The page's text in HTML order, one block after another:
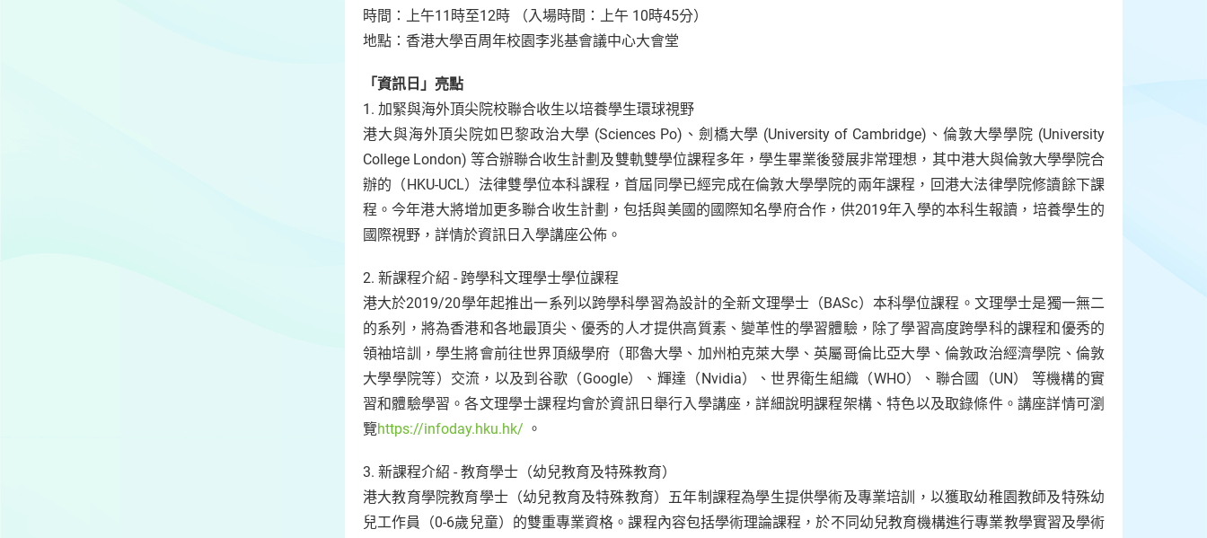
時間：上午11時至12時 （入場時間：上午 10時45分）
地點：香港大學百周年校園李兆基會議中心大會堂
「資訊日」亮點
1. 加緊與海外頂尖院校聯合收生以培養學生環球視野
港大與海外頂尖院如巴黎政治大學 (Sciences Po)、劍橋大學 (University of Cambridge)、倫敦大學學院 (University
College London) 等合辦聯合收生計劃及雙軌雙學位課程多年，學生畢業後發展非常理想，其中港大與倫敦大學學院合
辦的（HKU-UCL）法律雙學位本科課程，首屆同學已經完成在倫敦大學學院的兩年課程，回港大法律學院修讀餘下課
程。今年港大將增加更多聯合收生計劃，包括與美國的國際知名學府合作，供2019年入學的本科生報讀，培養學生的
國際視野，詳情於資訊日入學講座公佈。
2. 新課程介紹 - 跨學科文理學士學位課程
港大於2019/20學年起推出一系列以跨學科學習為設計的全新文理學士（BASc）本科學位課程。文理學士是獨一無二
的系列，將為香港和各地最頂尖、優秀的人才提供高質素、變革性的學習體驗，除了學習高度跨學科的課程和優秀的
領袖培訓，學生將會前往世界頂級學府（耶魯大學、加州柏克萊大學、英屬哥倫比亞大學、倫敦政治經濟學院、倫敦
大學學院等）交流，以及到谷歌（Google）、輝達（Nvidia）、世界衛生組織（WHO）、聯合國（UN） 等機構的實
習和體驗學習。各文理學士課程均會於資訊日舉行入學講座，詳細說明課程架構、特色以及取錄條件。講座詳情可瀏
覽https://infoday.hku.hk/ 。
3. 新課程介紹 - 教育學士（幼兒教育及特殊教育）
港大教育學院教育學士（幼兒教育及特殊教育）五年制課程為學生提供學術及專業培訓，以獲取幼稚園教師及特殊幼
兒工作員（0-6歲兒童）的雙重專業資格。課程內容包括學術理論課程，於不同幼兒教育機構進行專業教學實習及學術